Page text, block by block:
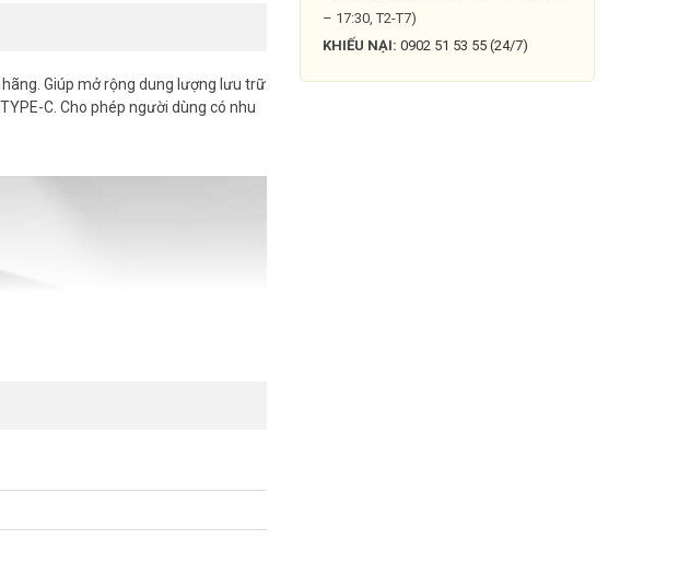
Giúp mở rộng dung lượng lưu trữ
C. Cho phép người dùng có nhu
– 17:30, T2-T7)
KHIẾU NẠI: 0902 51 53 55 (24/7)